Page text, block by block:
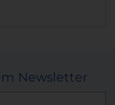
Newsletter